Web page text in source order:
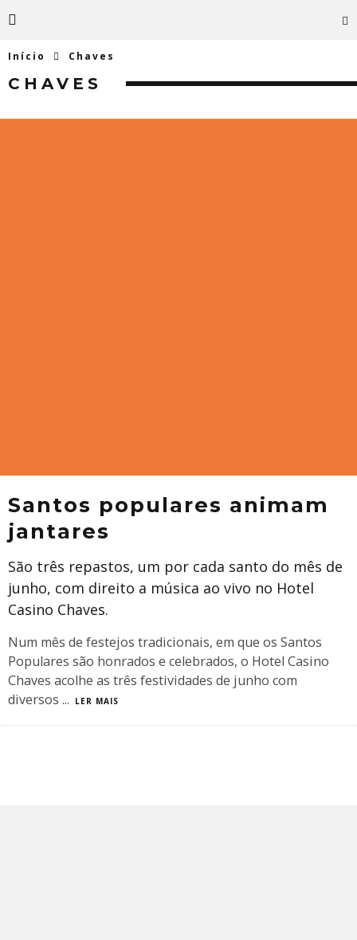
Início Chaves
CHAVES
Santos populares animam
jantares
São três repastos, um por cada santo do mês de
junho, com direito a música ao vivo no Hotel
Casino Chaves.
Num mês de festejos tradicionais, em que os Santos
Populares são honrados e celebrados, o Hotel Casino
Chaves acolhe as três festividades de junho com
diversos ... LER MAIS